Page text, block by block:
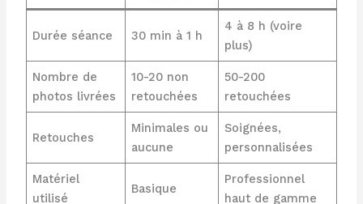
Durée séance 30 min à 1 h
4 à 8 h (voire
plus)
Nombre de
photos livrées
10-20 non
retouchées
50-200
retouchées
Retouches
Minimales ou
aucune
Soignées,
personnalisées
Matériel
utilisé
Basique
Professionnel
haut de gamme